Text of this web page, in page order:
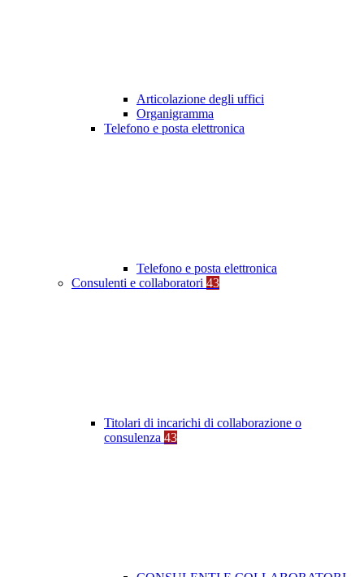
Articolazione degli uffici
Organigramma
Telefono e posta elettronica
Telefono e posta elettronica
Consulenti e collaboratori 43
Titolari di incarichi di collaborazione o
consulenza 43